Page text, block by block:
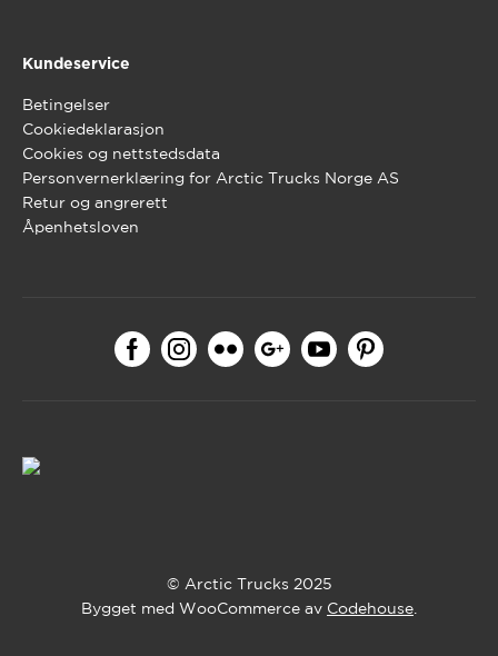
Kundeservice
Betingelser
Cookiedeklarasjon
Cookies og nettstedsdata
Personvernerklæring for Arctic Trucks Norge AS
Retur og angrerett
Åpenhetsloven
© Arctic Trucks 2025
Bygget med WooCommerce av Codehouse